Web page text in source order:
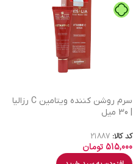
سرم روشن کننده ویتامین C رزالیا
| 30 میل
کد کالا:21887
515,000 تومان